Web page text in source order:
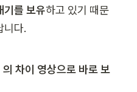
기를 보유하고 있기 때문
니다.
의 차이 영상으로 바로 보